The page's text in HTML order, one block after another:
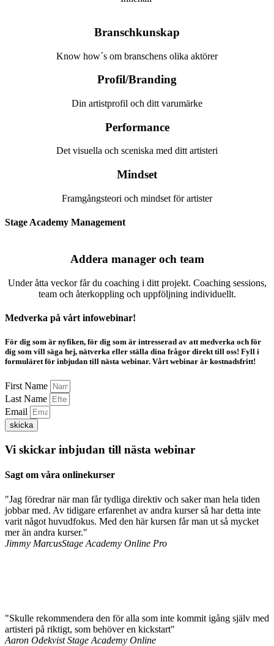
Branschkunskap
Know how´s om branschens olika aktörer
Profil/Branding
Din artistprofil och ditt varumärke
Performance
Det visuella och sceniska med ditt artisteri
Mindset
Framgångsteori och mindset för artister
Stage Academy Management
Addera manager och team
Under åtta veckor får du coaching i ditt projekt. Coaching sessions,
team och återkoppling och uppföljning individuellt.
Medverka på vårt infowebinar!
För dig som är nyfiken, för dig som är intresserad av att medverka och för
dig som vill säga hej, nätverka eller ställa dina frågor direkt till oss! Fyll i
formuläret för inbjudan till nästa webinar. Vårt webinar är kostnadsfritt!
First Name
Last Name
Email
skicka
Vi skickar inbjudan till nästa webinar
Sagt om våra onlinekurser
"Jag föredrar när man får tydliga direktiv och saker man hela tiden
jobbar med. Av tidigare erfarenhet av andra kurser så har detta inte
varit något huvudfokus. Med den här kursen får man ut så mycket
mer än andra kurser."
Jimmy MarcusStage Academy Online Pro
"Skulle rekommendera den för alla som inte kommit igång själv med
artisteri på riktigt, som behöver en kickstart"
Aaron OdekvistStage Academy Online